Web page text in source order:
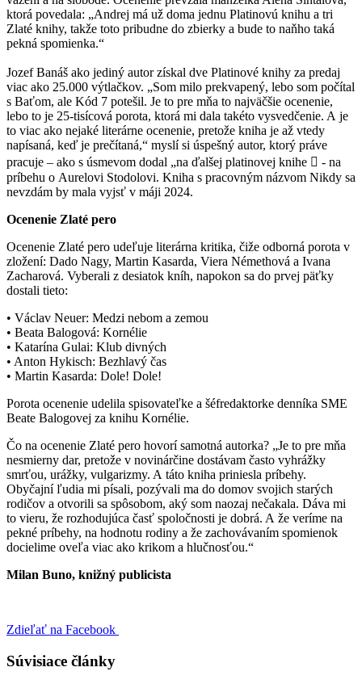
ktorá povedala: „Andrej má už doma jednu Platinovú knihu a tri
Zlaté knihy, takže toto pribudne do zbierky a bude to naňho taká
pekná spomienka.“
Jozef Banáš ako jediný autor získal dve Platinové knihy za predaj
viac ako 25.000 výtlačkov. „Som milo prekvapený, lebo som počítal
s Baťom, ale Kód 7 potešil. Je to pre mňa to najväčšie ocenenie,
lebo to je 25-tisícová porota, ktorá mi dala takéto vysvedčenie. A je
to viac ako nejaké literárne ocenenie, pretože kniha je až vtedy
napísaná, keď je prečítaná,“ myslí si úspešný autor, ktorý práve
pracuje – ako s úsmevom dodal „na ďalšej platinovej knihe  - na
príbehu o Aurelovi Stodolovi. Kniha s pracovným názvom Nikdy sa
nevzdám by mala vyjsť v máji 2024.
Ocenenie Zlaté pero
Ocenenie Zlaté pero udeľuje literárna kritika, čiže odborná porota v
zložení: Dado Nagy, Martin Kasarda, Viera Némethová a Ivana
Zacharová. Vyberali z desiatok kníh, napokon sa do prvej päťky
dostali tieto:
• Václav Neuer: Medzi nebom a zemou
• Beata Balogová: Kornélie
• Katarína Gulai: Klub divných
• Anton Hykisch: Bezhlavý čas
• Martin Kasarda: Dole! Dole!
Porota ocenenie udelila spisovateľke a šéfredaktorke denníka SME
Beate Balogovej za knihu Kornélie.
Čo na ocenenie Zlaté pero hovorí samotná autorka? „Je to pre mňa
nesmierny dar, pretože v novinárčine dostávam často vyhrážky
smrťou, urážky, vulgarizmy. A táto kniha priniesla príbehy.
Obyčajní ľudia mi písali, pozývali ma do domov svojich starých
rodičov a otvorili sa spôsobom, aký som naozaj nečakala. Dáva mi
to vieru, že rozhodujúca časť spoločnosti je dobrá. A že veríme na
pekné príbehy, na hodnotu rodiny a že zachovávaním spomienok
docielime oveľa viac ako krikom a hlučnosťou.“
Milan Buno, knižný publicista
Zdieľať na Facebook
Súvisiace články